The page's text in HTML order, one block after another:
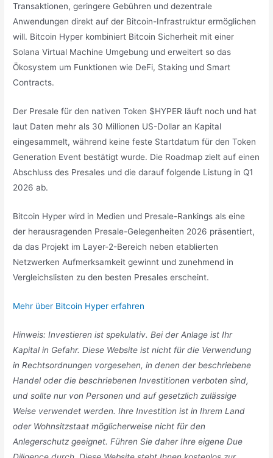
Transaktionen, geringere Gebühren und dezentrale
Anwendungen direkt auf der Bitcoin-Infrastruktur ermöglichen
will. Bitcoin Hyper kombiniert Bitcoin Sicherheit mit einer
Solana Virtual Machine Umgebung und erweitert so das
Ökosystem um Funktionen wie DeFi, Staking und Smart
Contracts.
Der Presale für den nativen Token $HYPER läuft noch und hat
laut Daten mehr als 30 Millionen US-Dollar an Kapital
eingesammelt, während keine feste Startdatum für den Token
Generation Event bestätigt wurde. Die Roadmap zielt auf einen
Abschluss des Presales und die darauf folgende Listung in Q1
2026 ab.
Bitcoin Hyper wird in Medien und Presale-Rankings als eine
der herausragenden Presale-Gelegenheiten 2026 präsentiert,
da das Projekt im Layer-2-Bereich neben etablierten
Netzwerken Aufmerksamkeit gewinnt und zunehmend in
Vergleichslisten zu den besten Presales erscheint.
Mehr über Bitcoin Hyper erfahren
Hinweis: Investieren ist spekulativ. Bei der Anlage ist Ihr
Kapital in Gefahr. Diese Website ist nicht für die Verwendung
in Rechtsordnungen vorgesehen, in denen der beschriebene
Handel oder die beschriebenen Investitionen verboten sind,
und sollte nur von Personen und auf gesetzlich zulässige
Weise verwendet werden. Ihre Investition ist in Ihrem Land
oder Wohnsitzstaat möglicherweise nicht für den
Anlegerschutz geeignet. Führen Sie daher Ihre eigene Due